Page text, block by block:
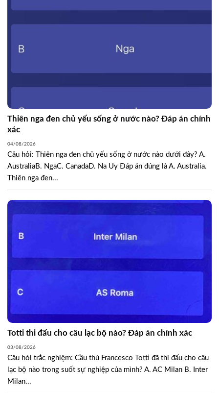
Thiên nga đen chủ yếu sống ở nước nào? Đáp án chính
xác
04/08/2026
Câu hỏi: Thiên nga đen chủ yếu sống ở nước nào dưới đây? A.
AustraliaB. NgaC. CanadaD. Na Uy Đáp án đúng là A. Australia.
Thiên nga đen...
Totti thi đấu cho câu lạc bộ nào? Đáp án chính xác
03/08/2026
Câu hỏi trắc nghiệm: Cầu thủ Francesco Totti đã thi đấu cho câu
lạc bộ nào trong suốt sự nghiệp của mình? A. AC Milan B. Inter
Milan...